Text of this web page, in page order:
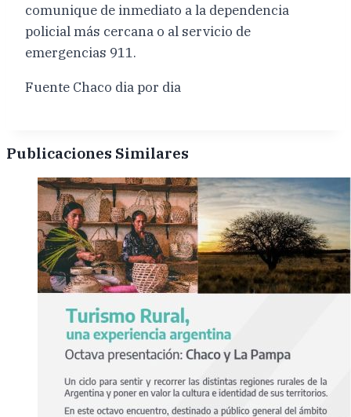
comunique de inmediato a la dependencia
policial más cercana o al servicio de
emergencias 911.
Fuente Chaco dia por dia
Publicaciones Similares